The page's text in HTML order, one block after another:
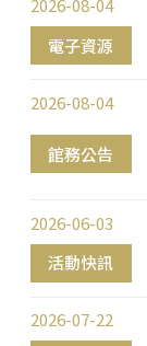
電子資源
2026-08-04
館務公告
2026-08-04
活動快訊
2026-06-03
2026-07-22